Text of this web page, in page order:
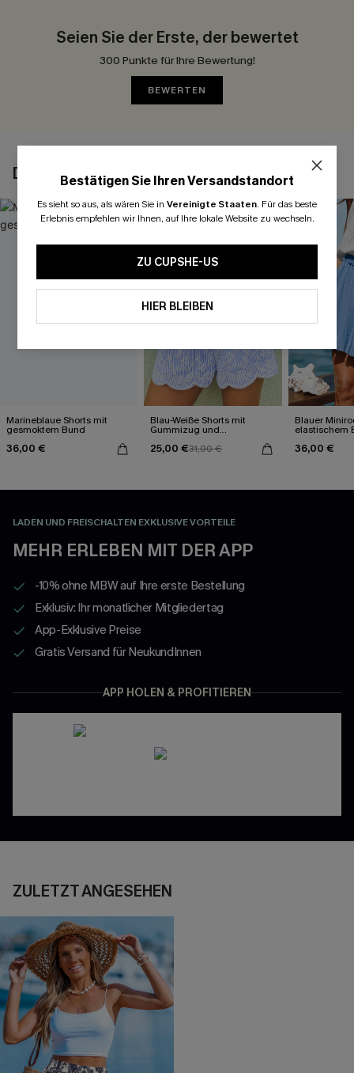
Seien Sie der Erste, der bewertet
300 Punkte für Ihre Bewertung!
BEWERTEN
DAS KÖNNTE IHNEN AUCH GEFALLEN
Marineblaue Shorts mit
gesmoktem Bund
36,00 €
Blau-Weiße Shorts mit
Gummizug und
25,00 €31,00 €
Blauer
elastischem
36,00 €
LADEN UND FREISCHALTEN EXKLUSIVE VORTEILE
MEHR ERLEBEN MIT DER APP
-10% ohne MBW auf Ihre erste Bestellung
Exklusiv: Ihr monatlicher Mitgliedertag
App-Exklusive Preise
Gratis Versand für NeukundInnen
APP HOLEN & PROFITIEREN
ZULETZT ANGESEHEN
Bestätigen Sie Ihren Versandstandort
Es sieht so aus, als wären Sie in Vereinigte Staaten. Für das beste
Erlebnis empfehlen wir Ihnen, auf Ihre lokale Website zu wechseln.
ZU CUPSHE-US
HIER BLEIBEN